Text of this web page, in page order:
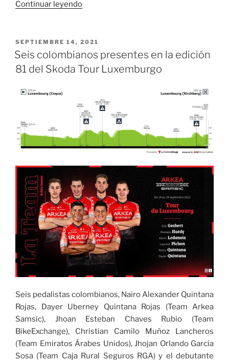
Continuar leyendo«Cali
dar
inicio
al
de
Pista
Élite
Mindeporte»
PUBLICADO
EL
SEPTIEMBRE 14, 2021
Seis colombianos presentes en la edición
81 del Skoda Tour Luxemburgo
Seis pedalistas colombianos, Nairo Alexander Quintana
Rojas, Dayer Uberney Quintana Rojas (Team Arkea
Samsic), Jhoan Esteban Chaves Rubio (Team
BikeExchange), Christian Camilo Muñoz Lancheros
(Team Emiratos Árabes Unidos), Jhojan Orlando García
Sosa (Team Caja Rural Seguros RGA) y el debutante